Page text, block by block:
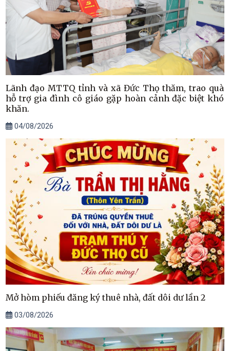
Lãnh đạo MTTQ tỉnh và xã Đức Thọ thăm, trao quà
hỗ trợ gia đình cô giáo gặp hoàn cảnh đặc biệt khó
khăn.
04/08/2026
Mở hòm phiếu đăng ký thuê nhà, đất dôi dư lần 2
03/08/2026